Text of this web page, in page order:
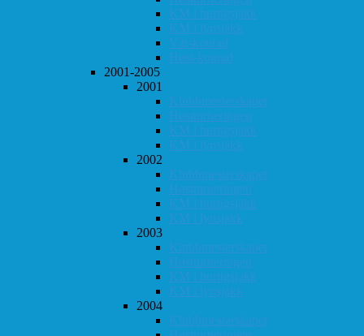
KM i hurtigsjakk
KM i lynsjakk
Vår-konrad
Høst-konrad
2001-2005
2001
Klubbmesterskapet
Høstturneringen
KM i hurtigsjakk
KM i lynsjakk
2002
Klubbmesterskapet
Høstturneringen
KM i hurtigsjakk
KM i lynsjakk
2003
Klubbmesterskapet
Høstturneringen
KM i hurtigsjakk
KM i lynsjakk
2004
Klubbmesterskapet